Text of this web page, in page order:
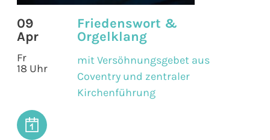
09
Apr
Fr
18 Uhr
Friedenswort &
Orgelklang
mit Versöhnungsgebet aus
Coventry und zentraler
Kirchenführung